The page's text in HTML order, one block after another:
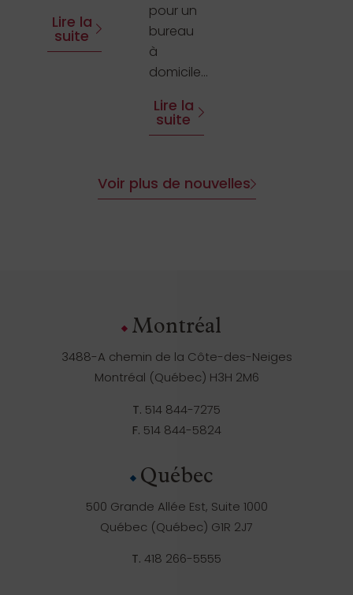
Lire la
suite
pour un
bureau
à
domicile...
Lire la
suite
Voir plus de nouvelles
Montréal
3488-A chemin de la Côte-des-Neiges
Montréal (Québec) H3H 2M6
T. 514 844-7275
F. 514 844-5824
Québec
500 Grande Allée Est, Suite 1000
Québec (Québec) G1R 2J7
T. 418 266-5555